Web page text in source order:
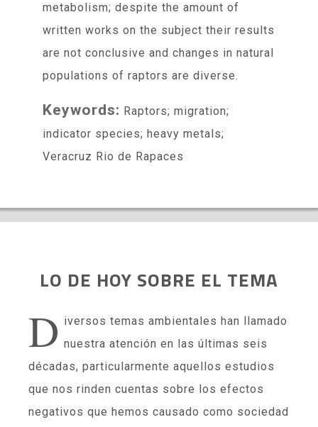
metabolism; despite the amount of
written works on the subject their results
are not conclusive and changes in natural
populations of raptors are diverse.
Keywords: Raptors; migration;
indicator species; heavy metals;
Veracruz Rio de Rapaces
LO DE HOY SOBRE EL TEMA
D iversos temas ambientales han llamado
nuestra atención en las últimas seis
décadas, particularmente aquellos estudios
que nos rinden cuentas sobre los efectos
negativos que hemos causado como sociedad